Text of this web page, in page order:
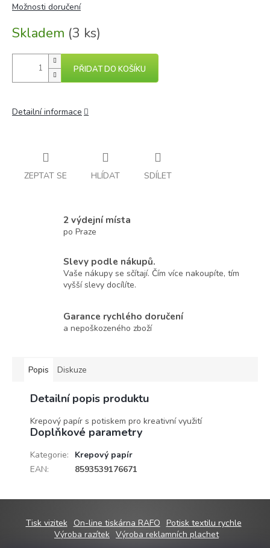
cena:
Skladem (3 ks)
Možnosti doručení
PŘIDAT DO KOŠÍKU
Detailní informace
ZEPTAT SE HLÍDAT SDÍLET
2 výdejní místa
po Praze
Slevy podle nákupů.
Vaše nákupy se sčítají. Čím více nakoupíte, tím
vyšší slevy docílíte.
Garance rychlého doručení
a nepoškozeného zboží
Popis Diskuze
Detailní popis produktu
Krepový papír s potiskem pro kreativní využití
Doplňkové parametry
Kategorie:
Krepový papír
EAN: 8593539176671
Tisk vizitek On-line tiskárna RAFO Potisk textilu rychle
Výroba razítek Výroba reklamních plachet